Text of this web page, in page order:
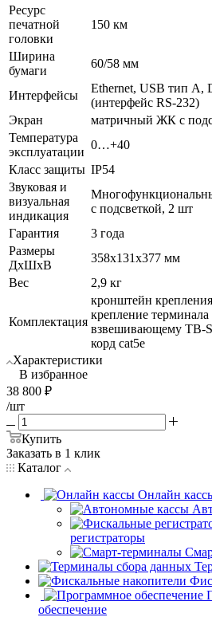
Ресурс
печатной
головки
150 км
Ширина
бумаги
60/58 мм
Интерфейсы
Ethernet, USB тип А,
(интерфейс RS-232)
Экран
матричный ЖК с
Температура
эксплуатации
0…+40
Класс защиты IP54
Звуковая и
визуальная
индикация
с подсветкой, 2 шт
Гарантия
3 года
Размеры
ДхШхВ
358х131х377 мм
Вес
2,9 кг
Комплектация
кронштейн
крепление
взвешивающему ТВ-
корд cat5е
Характеристики
В избранное
38 800 ₽
/шт
Купить
Заказать в 1 клик
Каталог
Онлайн
регистраторы
обеспечение